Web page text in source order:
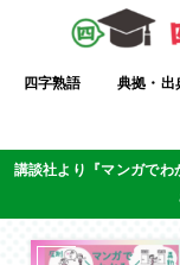
四字熟語 典拠・出
講談社より『マンガで